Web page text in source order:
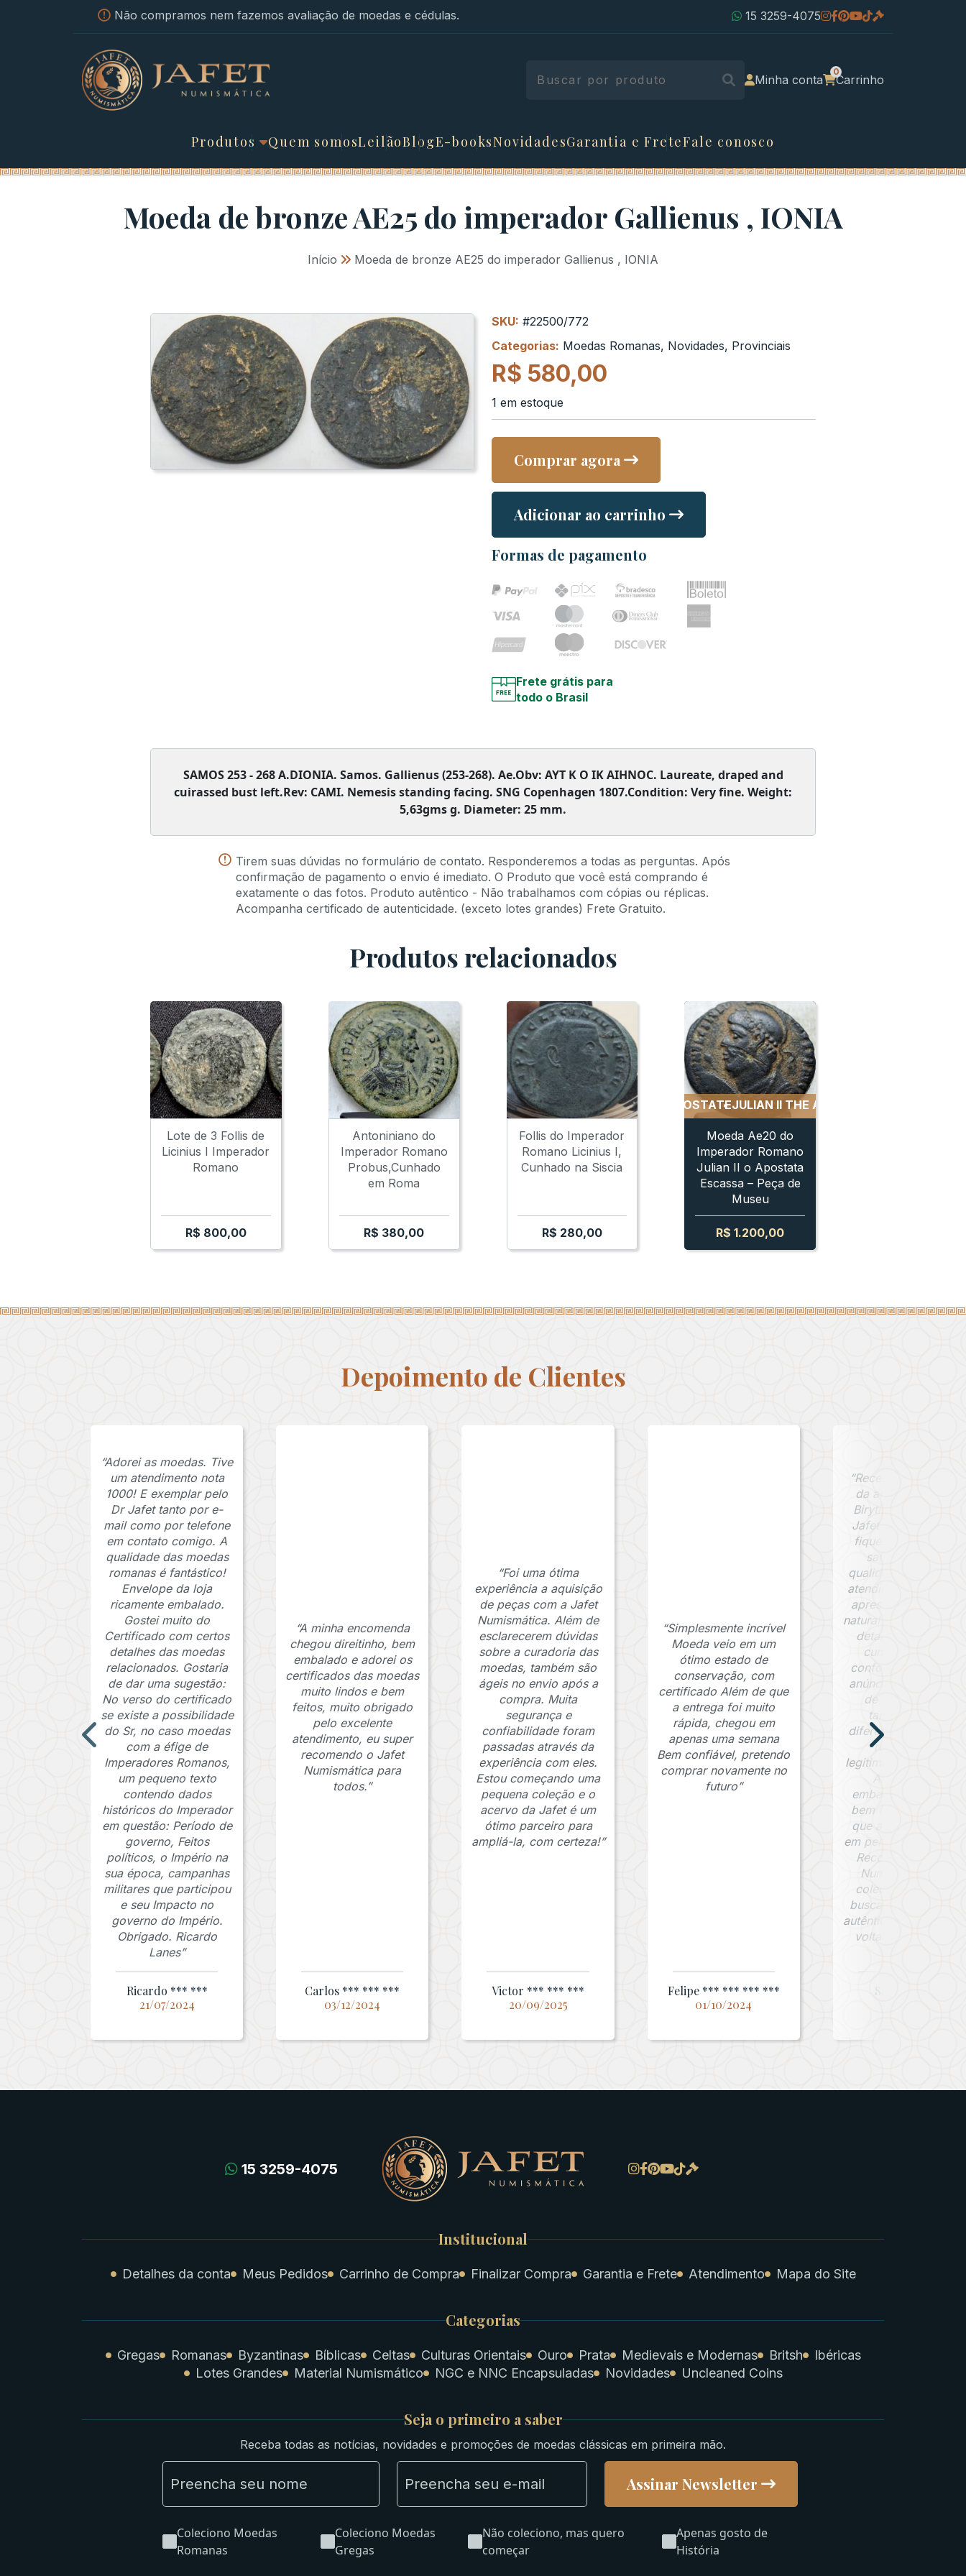
Não compramos nem fazemos avaliação de moedas e cédulas. 15 3259-4075
Minha conta Carrinho
Produtos Quem somosLeilãoBlogE-booksNovidadesGarantia e FreteFale conosco
Moeda de bronze AE25 do imperador Gallienus , IONIA
Início » Moeda de bronze AE25 do imperador Gallienus , IONIA
SKU: #22500/772
Categorias: Moedas Romanas, Novidades, Provinciais
R$ 580,00
1 em estoque
Comprar agora
Adicionar ao carrinho
Formas de pagamento
Frete grátis para
todo o Brasil
SAMOS 253 - 268 A.DIONIA. Samos. Gallienus (253-268). Ae.Obv: AYT K O IK AIHNOC. Laureate, draped and
cuirassed bust left.Rev: CAMI. Nemesis standing facing. SNG Copenhagen 1807.Condition: Very fine. Weight:
5,63gms g. Diameter: 25 mm.
Tirem suas dúvidas no formulário de contato. Responderemos a todas as perguntas. Após
confirmação de pagamento o envio é imediato. O Produto que você está comprando é
exatamente o das fotos. Produto autêntico - Não trabalhamos com cópias ou réplicas.
Acompanha certificado de autenticidade. (exceto lotes grandes) Frete Gratuito.
Produtos relacionados
Lote de 3 Follis de
Licinius I Imperador
Romano
R$ 800,00
Antoniniano do
Imperador Romano
Probus,Cunhado
em Roma
R$ 380,00
Follis do Imperador
Romano Licinius I,
Cunhado na Siscia
R$ 280,00
JULIAN II THE APOSTATEJULIAN II THE APOSTATE
Moeda Ae20 do
Imperador Romano
Julian II o Apostata
Escassa – Peça de
Museu
R$ 1.200,00
Depoimento de Clientes
“Adorei as moedas. Tive
um atendimento nota
1000! E exemplar pelo
Dr Jafet tanto por e-
mail como por telefone
em contato comigo. A
qualidade das moedas
romanas é fantástico!
Envelope da loja
ricamente embalado.
Gostei muito do
Certificado com certos
detalhes das moedas
relacionados. Gostaria
de dar uma sugestão:
No verso do certificado
se existe a possibilidade
do Sr, no caso moedas
com a éfige de
Imperadores Romanos,
um pequeno texto
contendo dados
históricos do Imperador
em questão: Período de
governo, Feitos
políticos, o Império na
sua época, campanhas
militares que participou
e seu Impacto no
governo do Império.
Obrigado. Ricardo
Lanes”
Ricardo *** ***
21/07/2024
“A minha encomenda
chegou direitinho, bem
embalado e adorei os
certificados das moedas
muito lindos e bem
feitos, muito obrigado
pelo excelente
atendimento, eu super
recomendo o Jafet
Numismática para
todos.”
Carlos *** *** ***
03/12/2024
“Foi uma ótima
experiência a aquisição
de peças com a Jafet
Numismática. Além de
esclarecerem dúvidas
sobre a curadoria das
moedas, também são
ágeis no envio após a
compra. Muita
segurança e
confiabilidade foram
passadas através da
experiência com eles.
Estou começando uma
pequena coleção e o
acervo da Jafet é um
ótimo parceiro para
ampliá-la, com certeza!”
Victor *** *** ***
20/09/2025
“Simplesmente incrível
Moeda veio em um
ótimo estado de
conservação, com
certificado Além de que
a entrega foi muito
rápida, chegou em
apenas uma semana
Bem confiável, pretendo
comprar novamente no
futuro”
Felipe *** *** *** ***
01/10/2024
“Recebi minha
da antiga cidade de
Birytis, comprada na
Jafet Numismática, e
fiquei extremamente
satisfeito com a
qualidade da peça e
atendimento. A
apresenta uma
natural bem
detalhes visíveis da
cunhagem e está
conforme descrito
anúncio. O
de autenticidade
também foi um
diferencial
reforçando a
legitimidade da
embalagem foi muito
bem feita,
que a peça chegasse
em perfeitas
Recomendo a Jafet
Numismática para
colecionadores que
buscam peças raras
autênticas. Com
voltarei a comprar!”
Sandiego ***
15 3259-4075
Institucional
Detalhes da conta Meus Pedidos Carrinho de Compra Finalizar Compra Garantia e Frete Atendimento Mapa do Site
Categorias
Gregas Romanas Byzantinas Bíblicas Celtas Culturas Orientais Ouro Prata Medievais e Modernas Britsh
Ibéricas
Lotes Grandes
Material Numismático NGC e NNC Encapsuladas Novidades Uncleaned Coins
Seja o primeiro a saber
Receba todas as notícias, novidades e promoções de moedas clássicas em primeira mão.
Coleciono Moedas
Romanas
Coleciono Moedas
Gregas
Não coleciono, mas quero
começar
Apenas gosto de
História
Assinar Newsletter